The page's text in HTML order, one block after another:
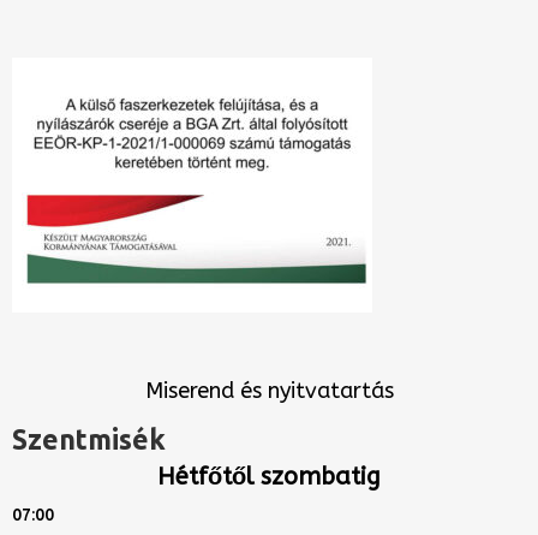
Miserend és nyitvatartás
Szentmisék
Hétfőtől szombatig
07:00